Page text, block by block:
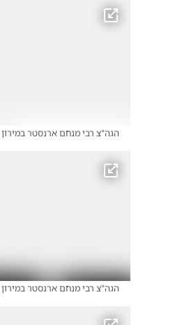
הגה"צ רבי מנחם ארנסטר במירון
הגה"צ רבי מנחם ארנסטר במירון